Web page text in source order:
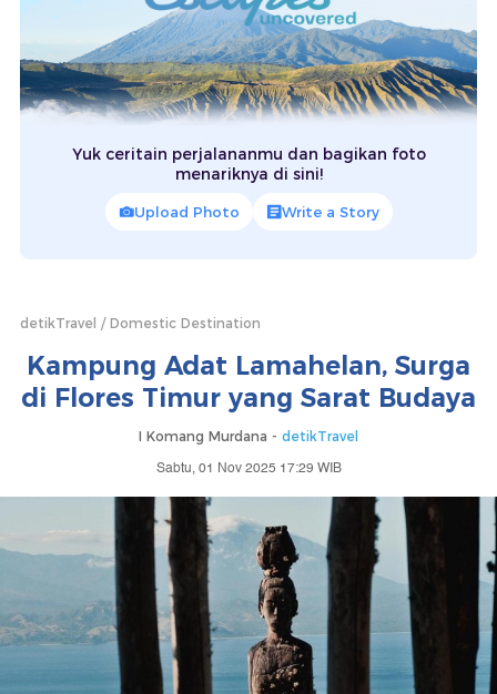
Yuk ceritain perjalananmu dan bagikan foto
menariknya di sini!
Upload Photo Write a Story
detikTravel Domestic Destination
Kampung Adat Lamahelan, Surga
di Flores Timur yang Sarat Budaya
I Komang Murdana - detikTravel
Sabtu, 01 Nov 2025 17:29 WIB